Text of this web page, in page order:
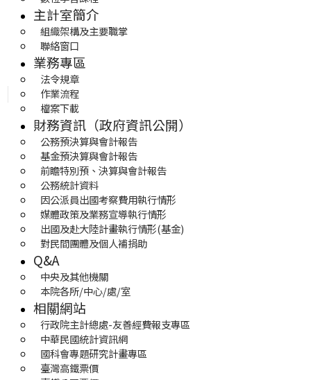
主計室簡介
組織架構及主要職掌
聯絡窗口
業務專區
法令規章
作業流程
檔案下載
財務資訊（政府資訊公開）
公務預決算與會計報告
基金預決算與會計報告
前瞻特別預、決算與會計報告
公務統計資料
因公派員出國考察費用執行情形
媒體政策及業務宣導執行情形
出國及赴大陸計畫執行情形(基金)
對民間團體及個人補捐助
Q&A
中央及其他機關
本院各所/中心/處/室
相關網站
行政院主計總處-友善經費報支專區
中華民國統計資訊網
國科會專題研究計畫專區
臺灣高鐵票價